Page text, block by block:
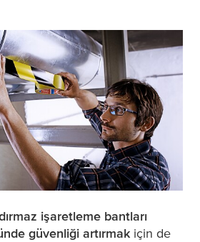
işaretleme bantları
güvenliği artırmak için de